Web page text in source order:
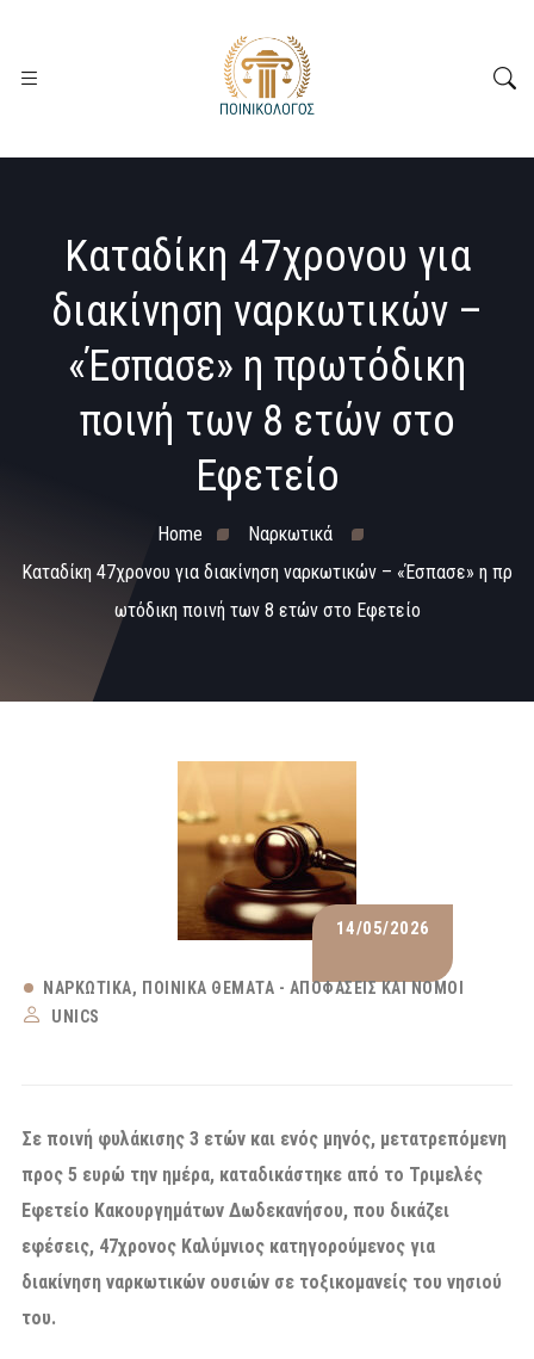
Καταδίκη 47χρονου για
διακίνηση ναρκωτικών –
«Έσπασε» η πρωτόδικη
ποινή των 8 ετών στο
Εφετείο
Home
Ναρκωτικά
Καταδίκη 47χρονου για διακίνηση ναρκωτικών – «Έσπασε» η πρ
ωτόδικη ποινή των 8 ετών στο Εφετείο
14/05/2026
ΝΑΡΚΩΤΙΚΆ
ΠΟΙΝΙΚΆ ΘΈΜΑΤΑ - ΑΠΟΦΆΣΕΙΣ ΚΑΙ ΝΌΜΟΙ
UNICS
Σε ποινή φυλάκισης 3 ετών και ενός μηνός, μετατρεπόμενη
προς 5 ευρώ την ημέρα, καταδικάστηκε από το Τριμελές
Εφετείο Κακουργημάτων Δωδεκανήσου, που δικάζει
εφέσεις, 47χρονος Καλύμνιος κατηγορούμενος για
διακίνηση ναρκωτικών ουσιών σε τοξικομανείς του νησιού
του.